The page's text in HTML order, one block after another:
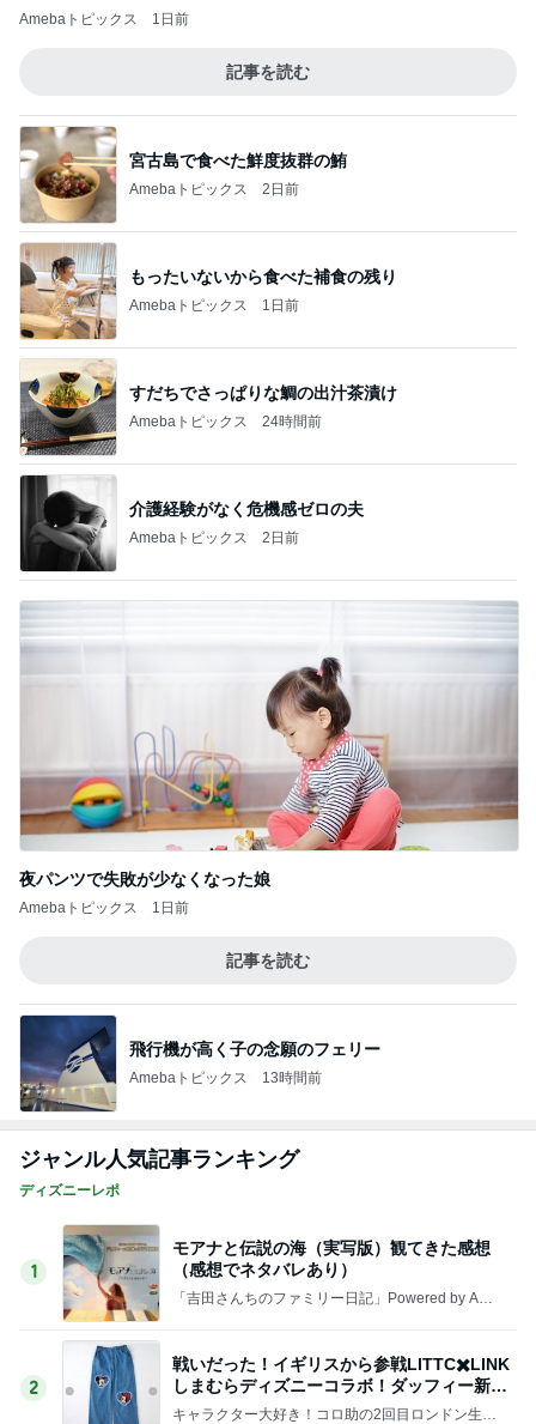
Amebaトピックス 1日前
記事を読む
宮古島で食べた鮮度抜群の鮪
Amebaトピックス 2日前
もったいないから食べた補食の残り
Amebaトピックス 1日前
すだちでさっぱりな鯛の出汁茶漬け
Amebaトピックス 24時間前
介護経験がなく危機感ゼロの夫
Amebaトピックス 2日前
夜パンツで失敗が少なくなった娘
Amebaトピックス 1日前
記事を読む
飛行機が高く子の念願のフェリー
Amebaトピックス 13時間前
ジャンル人気記事ランキング
ディズニーレポ
1
モアナと伝説の海（実写版）観てきた感想
（感想でネタバレあり）
「吉田さんちのファミリー日記」Powered by Ame
2
戦いだった！イギリスから参戦LITTC✖️LINK
しまむらディズニーコラボ！ダッフィー新商
品の話
キャラクター大好き！コロ助の2回目ロンドン生活